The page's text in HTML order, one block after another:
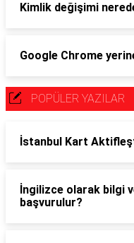
Kimlik değişimi
Google Chrome
POPÜLER YAZILAR
İstanbul Kart
İngilizce olarak bilgi
başvurulur?